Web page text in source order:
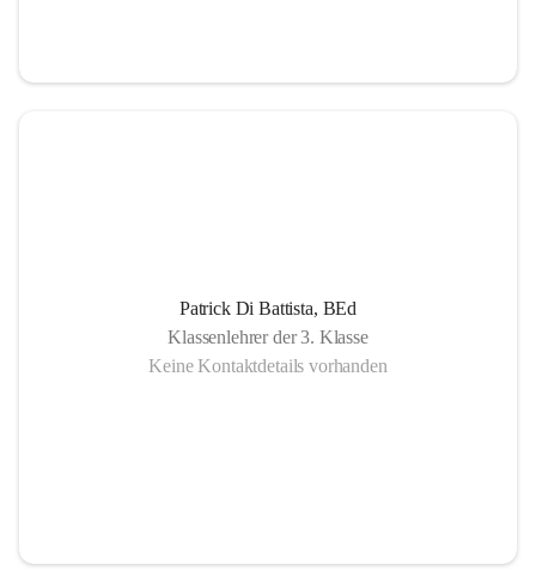
Patrick Di Battista, BEd
Klassenlehrer der 3. Klasse
Keine Kontaktdetails vorhanden